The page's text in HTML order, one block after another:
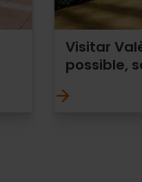
Visitar
possible,